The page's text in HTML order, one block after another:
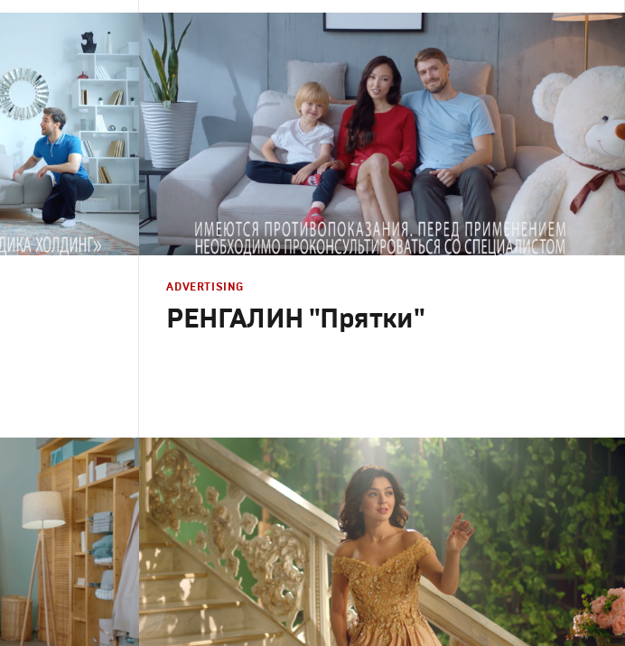
Продакшн
Advertising
Креатив Продакшн
РЕНГАЛИН "Прятки"
Advertising
Креатив,Продакшн
ADVERTISING